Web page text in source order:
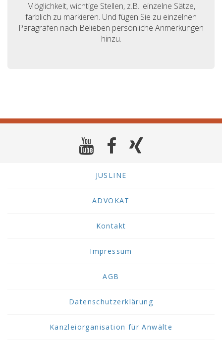
Möglichkeit, wichtige Stellen, z.B.: einzelne Sätze,
farblich zu markieren. Und fügen Sie zu einzelnen
Paragrafen nach Belieben persönliche Anmerkungen
hinzu.
JUSLINE
ADVOKAT
Kontakt
Impressum
AGB
Datenschutzerklärung
Kanzleiorganisation für Anwälte